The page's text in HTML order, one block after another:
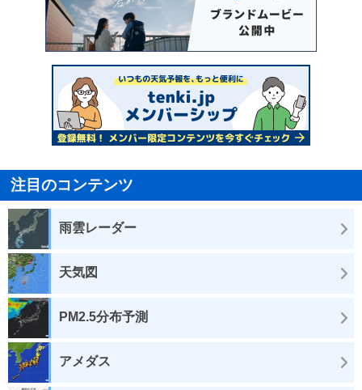
注目のコンテンツ
雨雲レーダー
天気図
PM2.5分布予測
アメダス